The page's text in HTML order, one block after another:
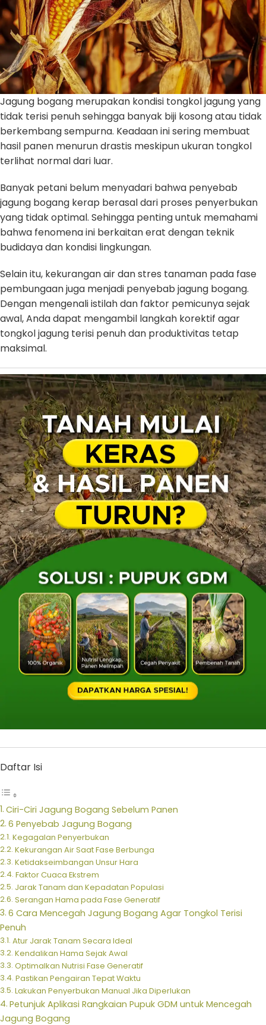
Jagung bogang merupakan kondisi tongkol jagung yang
tidak terisi penuh sehingga banyak biji kosong atau tidak
berkembang sempurna. Keadaan ini sering membuat
hasil panen menurun drastis meskipun ukuran tongkol
terlihat normal dari luar.
Banyak petani belum menyadari bahwa penyebab
jagung bogang kerap berasal dari proses penyerbukan
yang tidak optimal. Sehingga penting untuk memahami
bahwa fenomena ini berkaitan erat dengan teknik
budidaya dan kondisi lingkungan.
Selain itu, kekurangan air dan stres tanaman pada fase
pembungaan juga menjadi penyebab jagung bogang.
Dengan mengenali istilah dan faktor pemicunya sejak
awal, Anda dapat mengambil langkah korektif agar
tongkol jagung terisi penuh dan produktivitas tetap
maksimal.
Daftar Isi
Ciri-Ciri Jagung Bogang Sebelum Panen
6 Penyebab Jagung Bogang
Kegagalan Penyerbukan
Kekurangan Air Saat Fase Berbunga
Ketidakseimbangan Unsur Hara
Faktor Cuaca Ekstrem
Jarak Tanam dan Kepadatan Populasi
Serangan Hama pada Fase Generatif
6 Cara Mencegah Jagung Bogang Agar Tongkol Terisi
Penuh
Atur Jarak Tanam Secara Ideal
Kendalikan Hama Sejak Awal
Optimalkan Nutrisi Fase Generatif
Pastikan Pengairan Tepat Waktu
Lakukan Penyerbukan Manual Jika Diperlukan
Petunjuk Aplikasi Rangkaian Pupuk GDM untuk Mencegah
Jagung Bogang